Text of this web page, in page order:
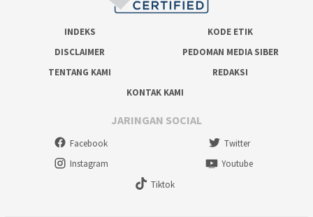
INDEKS
KODE ETIK
DISCLAIMER
PEDOMAN MEDIA SIBER
TENTANG KAMI
REDAKSI
KONTAK KAMI
JARINGAN SOCIAL
Facebook
Twitter
Instagram
Youtube
Tiktok